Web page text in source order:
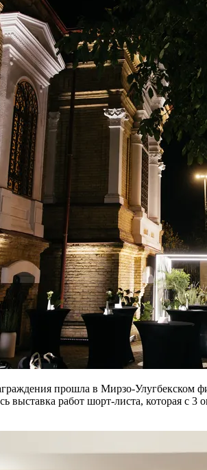
прошла в Мирзо-Улугбекском
выставка работ шорт-листа, которая с